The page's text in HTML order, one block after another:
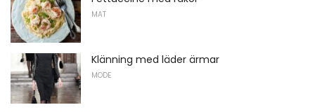
MAT
Klänning med läder ärmar
MODE